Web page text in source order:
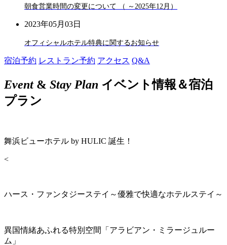
朝食営業時間の変更について （ ～2025年12月）
2023年05月03日
オフィシャルホテル特典に関するお知らせ
宿泊予約 レストラン予約 アクセス Q&A
Event& Stay Plan イベント情報＆宿泊
プラン
舞浜ビューホテル by HULIC 誕生！
<
ハース・ファンタジーステイ～優雅で快適なホテルステイ～
異国情緒あふれる特別空間「アラビアン・ミラージュルー
ム」